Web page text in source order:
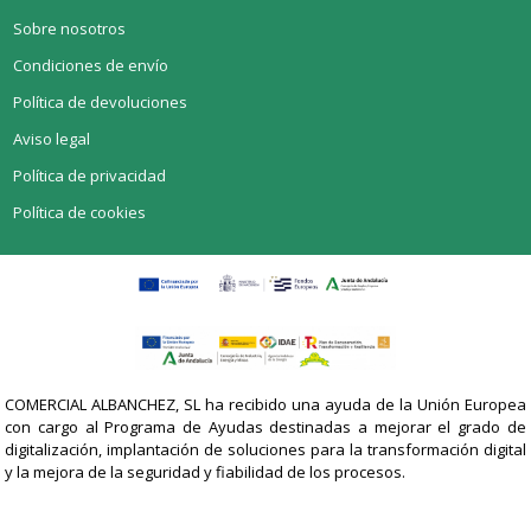
Sobre nosotros
Condiciones de envío
Política de devoluciones
Aviso legal
Política de privacidad
Política de cookies
COMERCIAL ALBANCHEZ, SL ha recibido una ayuda de la Unión Europea
con cargo al Programa de Ayudas destinadas a mejorar el grado de
digitalización, implantación de soluciones para la transformación digital
y la mejora de la seguridad y fiabilidad de los procesos.